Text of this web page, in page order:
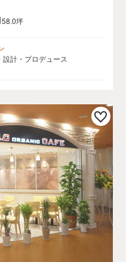
58.0坪
計・プロデュース